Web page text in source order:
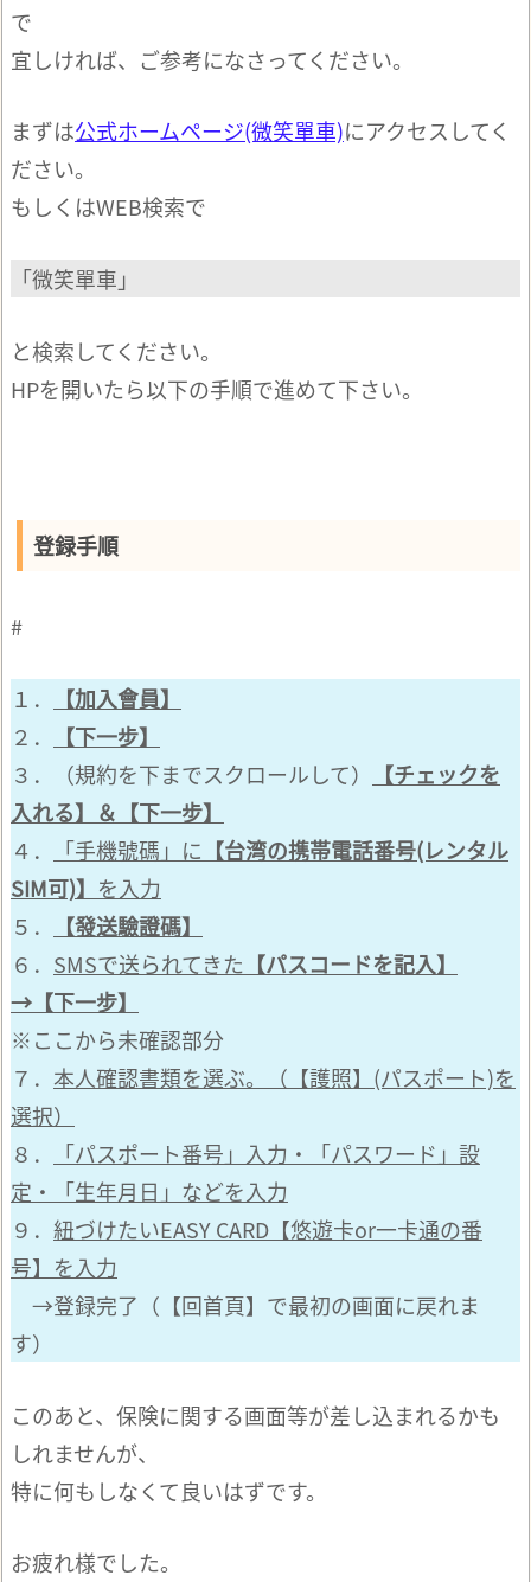
で
宜しければ、ご参考になさってください。
まずは公式ホームページ(微笑單車)にアクセスしてく
ださい。
もしくはWEB検索で
「微笑單車」
と検索してください。
HPを開いたら以下の手順で進めて下さい。
登録手順
#
１．
【加入會員】
２．
【下一步】
３．（規約を下までスクロールして）
【チェックを
入れる】＆【下一步】
４．
「手機號碼」に 【台湾の携帯電話番号(レンタル
SIM可)】 を入力
５．
【發送驗證碼】
６． SMSで送られてきた 【パスコードを記入】
→【下一步】
※ここから未確認部分
７． 本人確認書類を選ぶ。（【護照】(パスポート)を
選択）
８．
「パスポート番号」入力・「パスワード」設
定・「生年月日」などを入力
９． 紐づけたいEASY CARD【悠遊卡or一卡通の番
号】を入力
→登録完了（【回首頁】で最初の画面に戻れま
す）
このあと、保険に関する画面等が差し込まれるかも
しれませんが、
特に何もしなくて良いはずです。
お疲れ様でした。